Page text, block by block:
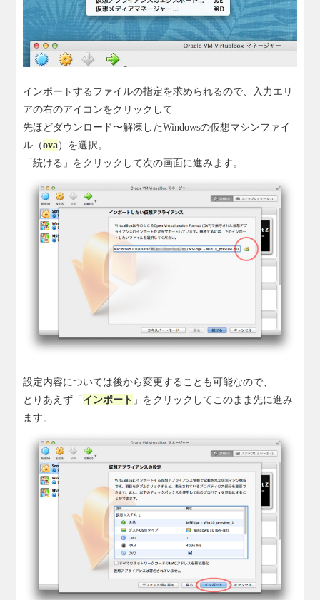
インポートするファイルの指定を求められるので、入力エリ
アの右のアイコンをクリックして
先ほどダウンロード〜解凍したWindowsの仮想マシンファイ
ル（ova）を選択。
「続ける」をクリックして次の画面に進みます。
設定内容については後から変更することも可能なので、
とりあえず「インポート 」をクリックしてこのまま先に進み
ます。